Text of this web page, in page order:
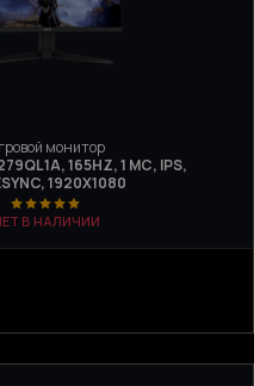
монитор
165HZ, 1 МС, IPS,
1920X1080
В НАЛИЧИИ